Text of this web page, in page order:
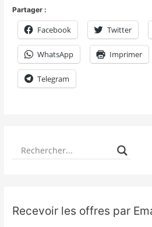
Partager :
Facebook Twitter
WhatsApp Imprimer
Telegram
Recevoir les offres par